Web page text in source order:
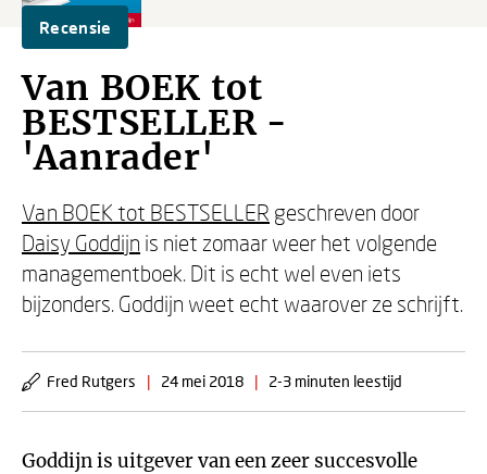
Recensie
Van BOEK tot
BESTSELLER -
'Aanrader'
Van BOEK tot BESTSELLER geschreven door
Daisy Goddijn is niet zomaar weer het volgende
managementboek. Dit is echt wel even iets
bijzonders. Goddijn weet echt waarover ze schrijft.
Fred Rutgers | 24 mei 2018 | 2-3 minuten leestijd
Goddijn is uitgever van een zeer succesvolle